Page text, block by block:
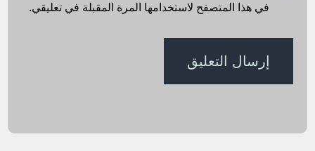
في هذا المتصفح لاستخدامها المرة المقبلة في تعليقي.